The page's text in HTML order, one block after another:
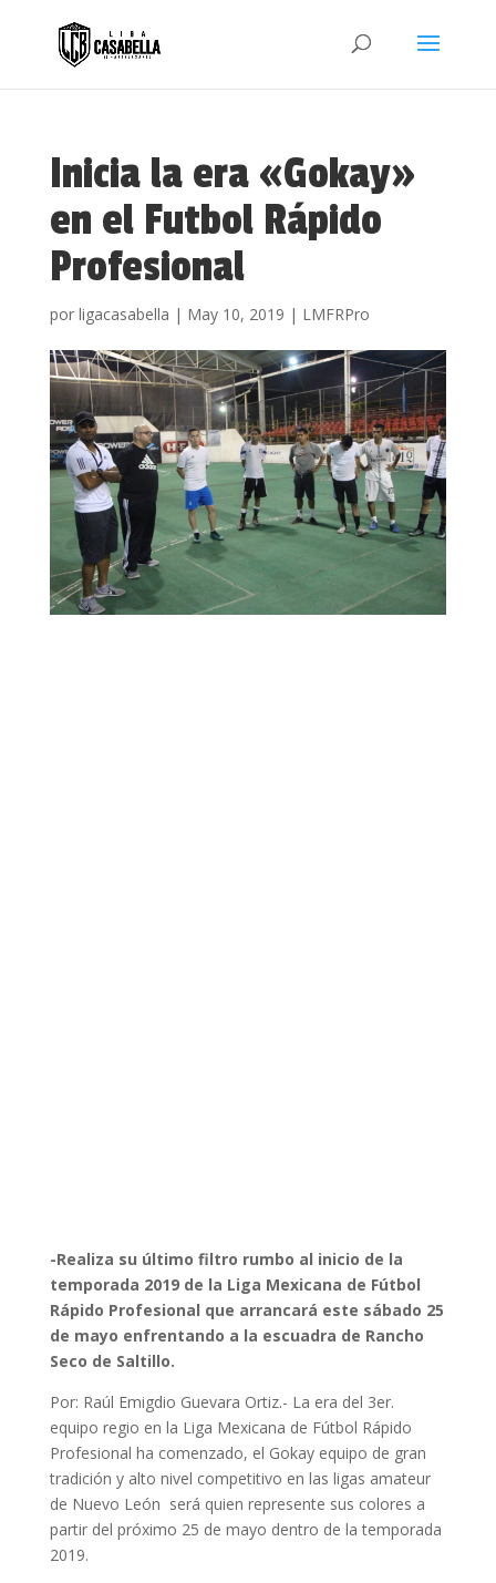
Inicia la era «Gokay»
en el Futbol Rápido
Profesional
por ligacasabella | May 10, 2019 | LMFRPro
-Realiza su último filtro rumbo al inicio de la
temporada 2019 de la Liga Mexicana de Fútbol
Rápido Profesional que arrancará este sábado 25
de mayo enfrentando a la escuadra de Rancho
Seco de Saltillo.
Por: Raúl Emigdio Guevara Ortiz.- La era del 3er.
equipo regio en la Liga Mexicana de Fútbol Rápido
Profesional ha comenzado, el Gokay equipo de gran
tradición y alto nivel competitivo en las ligas amateur
de Nuevo León será quien represente sus colores a
partir del próximo 25 de mayo dentro de la temporada
2019.